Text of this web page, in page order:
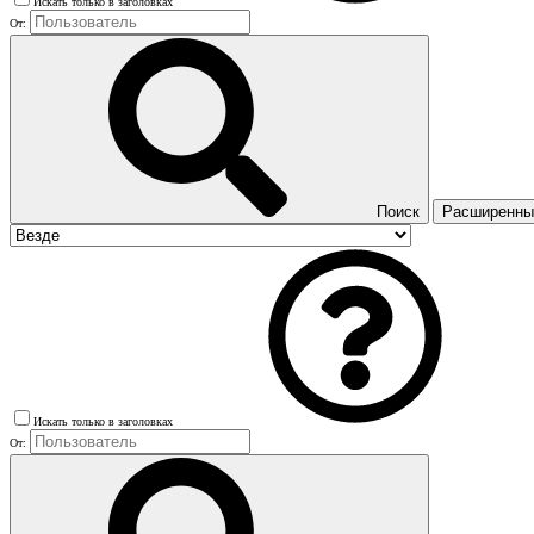
От:
Поиск
Искать только в заголовках
От: